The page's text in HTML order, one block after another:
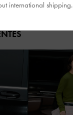
international shipping.